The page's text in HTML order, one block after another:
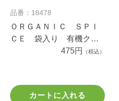
品番：18478
ＯＲＧＡＮＩＣ ＳＰＩ
ＣＥ 袋入り 有機クミ
ンシード １３ｇ
475円 （税込）
カートに入れる